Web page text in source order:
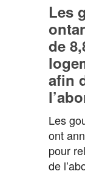
Les
de
afin
Les
ont
pour
de